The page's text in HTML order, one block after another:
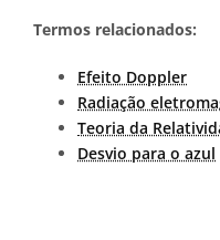
Termos relacionados:
Efeito Doppler
Radiação
Teoria da
Desvio para o azul